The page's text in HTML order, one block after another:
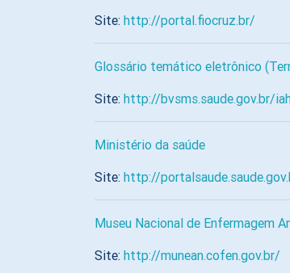
Site: http://portal.fiocruz.br/
Glossário temático eletrônico
Site: http://bvsms.saude.gov.br/
Ministério da saúde
Site: http://
Museu Nacional de Enfermagem
Site: http://munean.cofen.gov.br/